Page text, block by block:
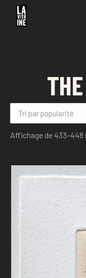
Affichage de